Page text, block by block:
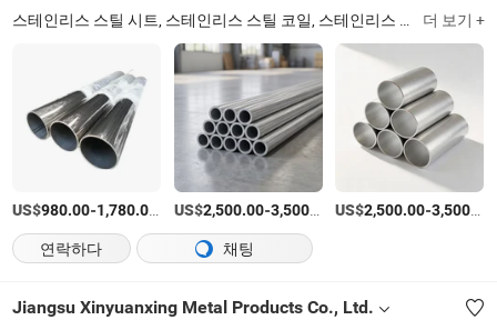
스테인리스 스틸 시트, 스테인리스 스틸 코일, 스테인리스 스틸 파이프, 알루미늄 시트, 알루미늄 코일, 구리 시트, 구리 코일, 스테인리스 스틸 바, 스테인리스 스틸 판, 스테인리스 스틸 튜브 더 보기 +
US$980.00-1,780.00 /티US$2,500.00-3,500.00 /티
US$2,500.00-3,500.00
연락하다
채팅
Jiangsu Xinyuanxing Metal Products Co., Ltd.